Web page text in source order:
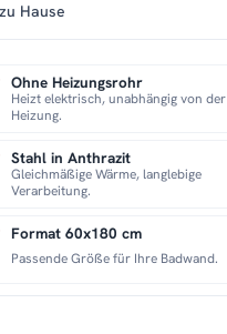
Hause
Ohne Heizungsrohr
Heizt elektrisch, unabhängig von der
Heizung.
Stahl in Anthrazit
Gleichmäßige Wärme, langlebige
Verarbeitung.
Format 60x180 cm
Passende Größe für Ihre Badwand.